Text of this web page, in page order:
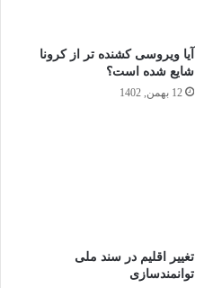
آیا ویروسی کشنده تر از کرونا
شایع شده است؟
12 بهمن, 1402
تغییر اقلیم در سند ملی
توانمندسازی